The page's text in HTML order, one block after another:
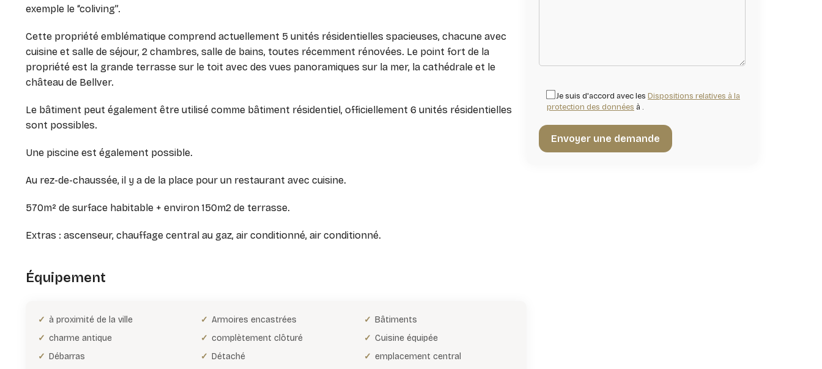
exemple le “coliving”.
Cette propriété emblématique comprend actuellement 5 unités résidentielles spacieuses, chacune avec
cuisine et salle de séjour, 2 chambres, salle de bains, toutes récemment rénovées. Le point fort de la
propriété est la grande terrasse sur le toit avec des vues panoramiques sur la mer, la cathédrale et le
château de Bellver.
Le bâtiment peut également être utilisé comme bâtiment résidentiel, officiellement 6 unités résidentielles
sont possibles.
Une piscine est également possible.
Au rez-de-chaussée, il y a de la place pour un restaurant avec cuisine.
570m² de surface habitable + environ 150m2 de terrasse.
Extras : ascenseur, chauffage central au gaz, air conditionné, air conditionné.
Équipement
à proximité de la ville Armoires encastrées
Bâtiments
charme antique
complètement clôturé
Cuisine équipée
Débarras
Détaché
emplacement central
Je suis d'accord avec les Dispositions relatives à la
protection des données à .